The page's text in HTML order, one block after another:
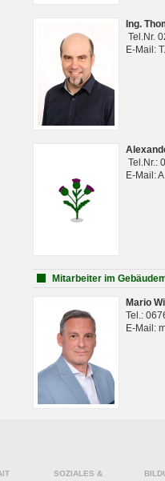
Ing.
Tel.Nr.
E-Mail:
Tel.Nr.:
E-Mail:
Mitarbeiter im
Mario
Tel.:
E-Mail:
SOZIALES &